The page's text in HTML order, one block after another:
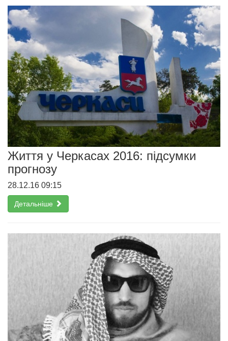
Життя у Черкасах 2016: підсумки
прогнозу
28.12.16 09:15
Детальніше